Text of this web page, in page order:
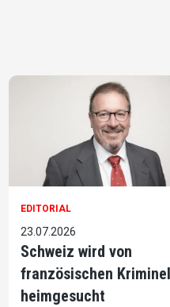
EDITORIAL
23.07.2026
Schweiz wird von
französischen
heimgesucht